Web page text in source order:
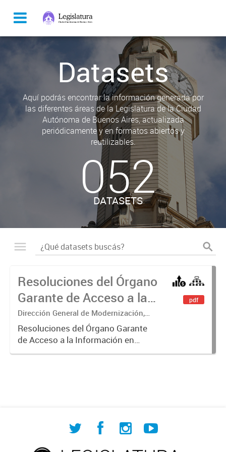
Datasets
Aquí podrás encontrar la información generada por
las diferentes áreas de la Legislatura de la Ciudad
Autónoma de Buenos Aires, actualizada
periódicamente y en formatos abiertos y
reutilizables.
052
DATASETS
Resoluciones del Órgano
Garante de Acceso a la
Información
Dirección General de Modernización,
Sustentabilidad y Fortalecimiento
Institucional
Resoluciones del Órgano Garante
de Acceso a la Información en
ejercicio de las facultades
pdf